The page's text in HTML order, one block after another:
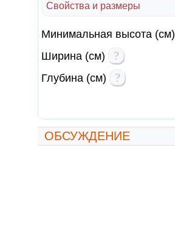
Свойства и размеры
Минимальная высота (см)
Ширина (см)
?
Глубина (см)
?
ОБСУЖДЕНИЕ